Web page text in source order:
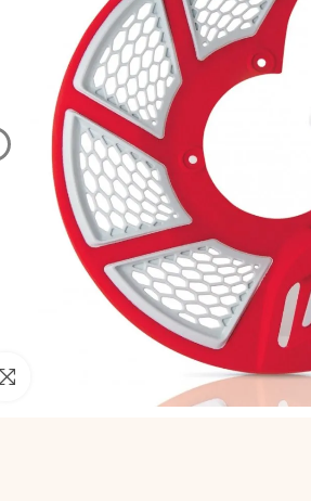
Pincha para agrandar